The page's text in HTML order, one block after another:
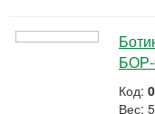
Код:
Вес: